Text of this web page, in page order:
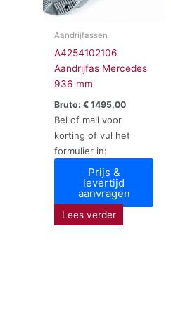
Aandrijfassen
A4254102106
Aandrijfas Mercedes
936 mm
Bruto:€ 1495,00
Bel of mail voor
korting of vul het
formulier in:
Prijs &
levertijd
aanvragen
Lees verder